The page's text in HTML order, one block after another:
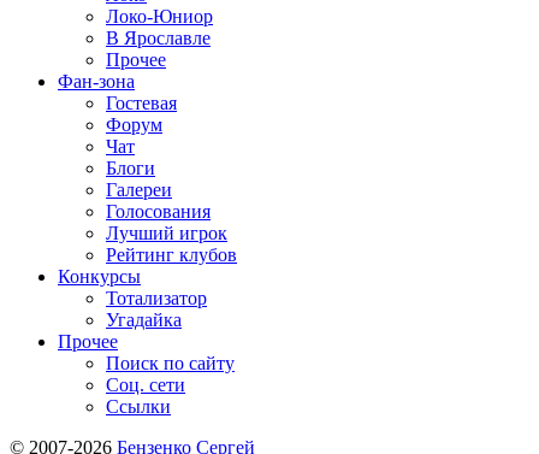
Локо-Юниор
В Ярославле
Прочее
Фан-зона
Гостевая
Форум
Чат
Блоги
Галереи
Голосования
Лучший игрок
Рейтинг клубов
Конкурсы
Тотализатор
Угадайка
Прочее
Поиск по сайту
Соц. сети
Ссылки
© 2007-2026 Бензенко Сергей